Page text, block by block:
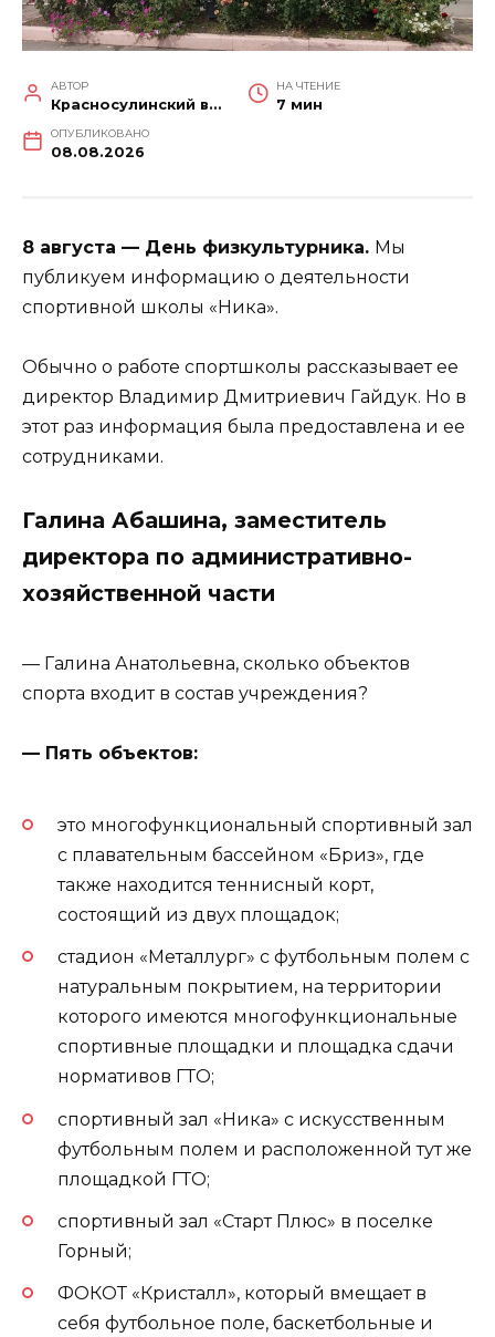
АВТОР
Красносулинский вестник
НА ЧТЕНИЕ
7 мин
ОПУБЛИКОВАНО
08.08.2026
8 августа — День физкультурника. Мы
публикуем информацию о деятельности
спортивной школы «Ника».
Обычно о работе спортшколы рассказывает ее
директор Владимир Дмитриевич Гайдук. Но в
этот раз информация была предоставлена и ее
сотрудниками.
Галина Абашина, заместитель
директора по административно-
хозяйственной части
— Галина Анатольевна, сколько объектов
спорта входит в состав учреждения?
— Пять объектов:
это многофункциональный спортивный зал
с плавательным бассейном «Бриз», где
также находится теннисный корт,
состоящий из двух площадок;
стадион «Металлург» с футбольным полем с
натуральным покрытием, на территории
которого имеются многофункциональные
спортивные площадки и площадка сдачи
нормативов ГТО;
спортивный зал «Ника» с искусственным
футбольным полем и расположенной тут же
площадкой ГТО;
спортивный зал «Старт Плюс» в поселке
Горный;
ФОКОТ «Кристалл», который вмещает в
себя футбольное поле, баскетбольные и